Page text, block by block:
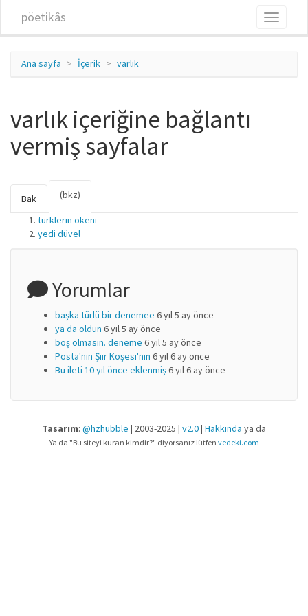
pöetikâs
Toggle
Ana sayfa İçerik varlık
varlık içeriğine bağlantı
vermiş sayfalar
Birincil sekmeler
Bak (bkz)
türklerin ökeni
yedi düvel
Yorumlar
başka türlü bir denemee 6 yıl 5 ay önce
ya da oldun 6 yıl 5 ay önce
boş olmasın. deneme 6 yıl 5 ay önce
Posta'nın Şiir Köşesi'nin 6 yıl 6 ay önce
Bu ileti 10 yıl önce eklenmiş6 yıl 6 ay önce
Tasarım: @hzhubble | 2003-2025 | v2.0| Hakkında ya da
Ya da "Bu siteyi kuran kimdir?" diyorsanız lütfen vedeki.com